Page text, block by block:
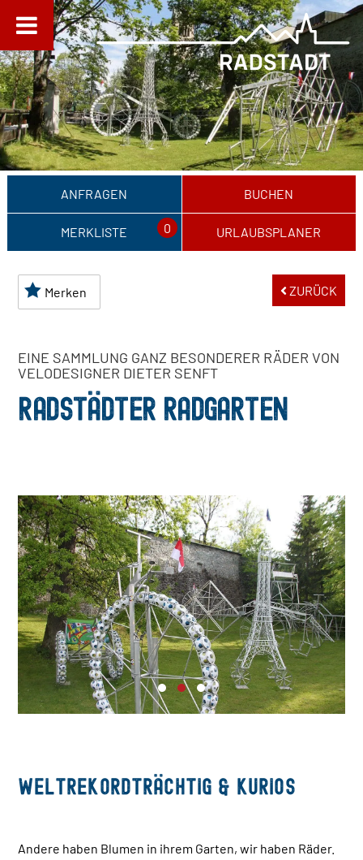
ANFRAGEN BUCHEN
MERKLISTE 0 URLAUBSPLANER
Merken ZURÜCK
EINE SAMMLUNG GANZ BESONDERER RÄDER VON
VELODESIGNER DIETER SENFT
RADSTÄDTER RADGARTEN
Weltrekordträchtig & kurios
Andere haben Blumen in ihrem Garten, wir haben Räder.